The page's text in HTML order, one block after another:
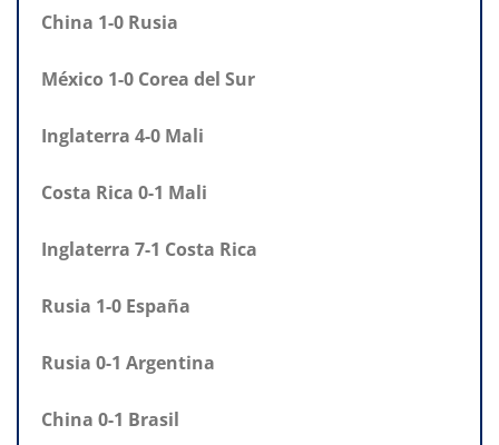
China 1-0 Rusia
México 1-0 Corea del Sur
Inglaterra 4-0 Mali
Costa Rica 0-1 Mali
Inglaterra 7-1 Costa Rica
Rusia 1-0 España
Rusia 0-1 Argentina
China 0-1 Brasil